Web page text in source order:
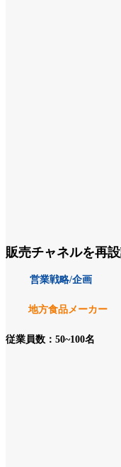
販売チャネルを再
営業戦略/企画
地方食品メーカー
従業員数：50~100名